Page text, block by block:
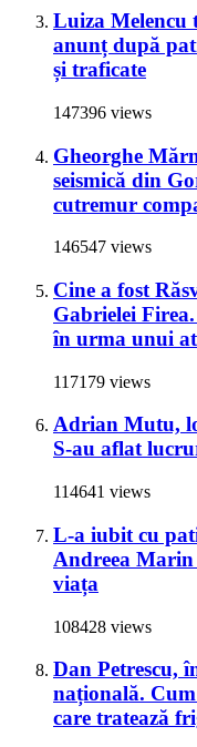
Luiza Melencu
anunț după
și traficate
147396 views
Gheorghe
seismică din
cutremur
146547 views
Cine a fost
Gabrielei
în urma unui
117179 views
Adrian Mutu,
S-au aflat
114641 views
L-a iubit cu
Andreea
viața
108428 views
Dan Petrescu,
națională.
care tratează